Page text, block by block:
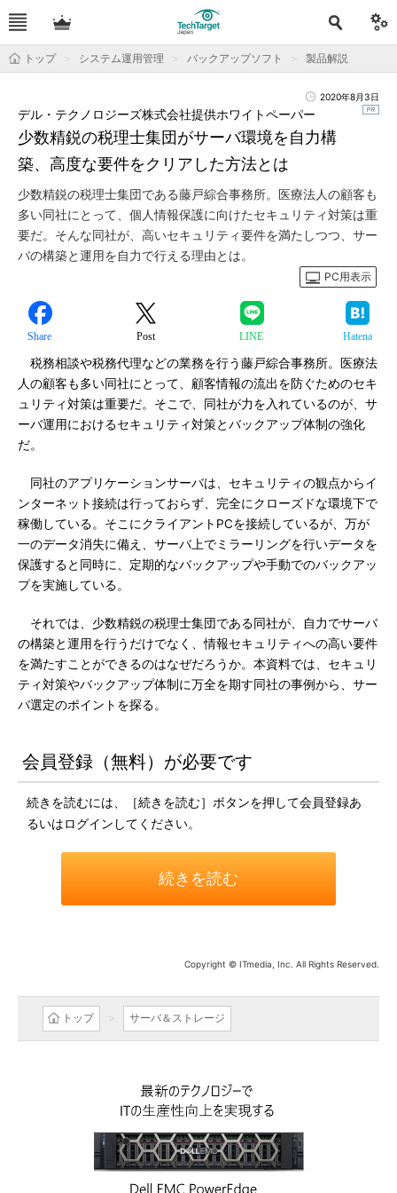
トップ システム運用管理 バックアップソフト 製品解説
2020年8月3日
少数精鋭の税理士集団がサーバ環境を自力構
築、高度な要件をクリアした方法とは
デル・テクノロジーズ株式会社提供ホワイトペーパー
少数精鋭の税理士集団である藤戸綜合事務所。医療法人の顧客も
多い同社にとって、個人情報保護に向けたセキュリティ対策は重
要だ。そんな同社が、高いセキュリティ要件を満たしつつ、サー
バの構築と運用を自力で行える理由とは。
PC用表示
Share Post LINE Hatena
税務相談や税務代理などの業務を行う藤戸綜合事務所。医療法
人の顧客も多い同社にとって、顧客情報の流出を防ぐためのセキ
ュリティ対策は重要だ。そこで、同社が力を入れているのが、サ
ーバ運用におけるセキュリティ対策とバックアップ体制の強化
だ。
同社のアプリケーションサーバは、セキュリティの観点からイ
ンターネット接続は行っておらず、完全にクローズドな環境下で
稼働している。そこにクライアントPCを接続しているが、万が
一のデータ消失に備え、サーバ上でミラーリングを行いデータを
保護すると同時に、定期的なバックアップや手動でのバックアッ
プを実施している。
それでは、少数精鋭の税理士集団である同社が、自力でサーバ
の構築と運用を行うだけでなく、情報セキュリティへの高い要件
を満たすことができるのはなぜだろうか。本資料では、セキュリ
ティ対策やバックアップ体制に万全を期す同社の事例から、サー
バ選定のポイントを探る。
会員登録（無料）が必要です
続きを読むには、［続きを読む］ボタンを押して会員登録あ
るいはログインしてください。
続きを読む
Copyright © ITmedia, Inc. All Rights Reserved.
トップ サーバ＆ストレージ